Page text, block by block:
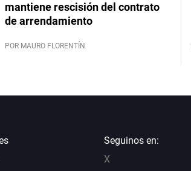
mantiene rescisión del contrato
de arrendamiento
POR MAURO FLORENTÍN
Seguinos en:
X